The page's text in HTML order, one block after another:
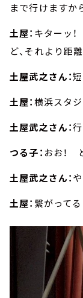
まで行けますか
土屋： キターッ
ど、それより距
土屋武之さん：
土屋：横浜スタ
土屋武之さん：
つる子： おお！
土屋武之さん：や
土屋： 繋がって